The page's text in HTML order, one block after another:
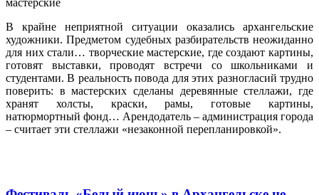
В крайне неприятной ситуации оказались архангельские
художники. Предметом судебных разбирательств неожиданно
для них стали… творческие мастерские, где создают картины,
готовят выставки, проводят встречи со школьниками и
студентами. В реальность повода для этих разногласий трудно
поверить: в мастерских сделаны деревянные стеллажи, где
хранят холсты, краски, рамы, готовые картины,
натюрмортный фонд… Арендодатель – администрация города
– считает эти стеллажи «незаконной перепланировкой».